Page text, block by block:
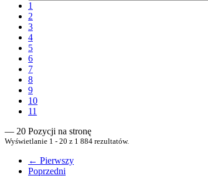
1
2
3
4
5
6
7
8
9
10
11
— 20 Pozycji na stronę
Wyświetlanie 1 - 20 z 1 884 rezultatów.
← Pierwszy
Poprzedni